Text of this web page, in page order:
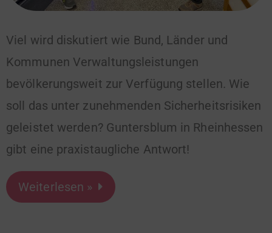
Viel wird diskutiert wie Bund, Länder und
Kommunen Verwaltungsleistungen
bevölkerungsweit zur Verfügung stellen. Wie
soll das unter zunehmenden Sicherheitsrisiken
geleistet werden? Guntersblum in Rheinhessen
gibt eine praxistaugliche Antwort!
Weiterlesen »